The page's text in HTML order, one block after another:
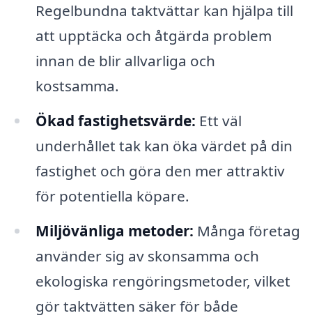
Regelbundna taktvättar kan hjälpa till
att upptäcka och åtgärda problem
innan de blir allvarliga och
kostsamma.
Ökad fastighetsvärde: Ett väl
underhållet tak kan öka värdet på din
fastighet och göra den mer attraktiv
för potentiella köpare.
Miljövänliga metoder: Många företag
använder sig av skonsamma och
ekologiska rengöringsmetoder, vilket
gör taktvätten säker för både